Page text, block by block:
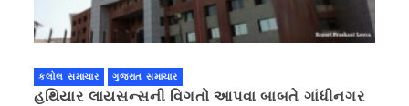
કલોલ સમાચાર ગુજરાત સમાચાર
હથિયાર લાયસન્સની વિગતો આપવા બાબતે ગાંધીનગર